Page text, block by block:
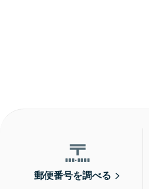
郵便番号を調べる